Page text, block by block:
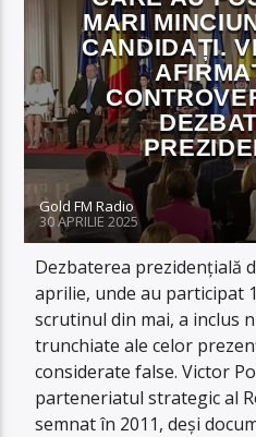
MARI
CANDIDAȚI.
Gold FM Radio
30 APRILIE 2025
Dezbaterea prezidențială
aprilie, unde au participat
scrutinul din mai, a inclus
trunchiate ale celor
considerate false. Victor
parteneriatul strategic al
semnat în 2011, deși